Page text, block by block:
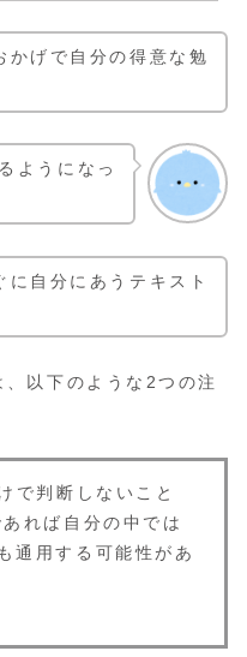
かげで自分の得意な勉
ようになっ
に自分にあうテキスト
以下のような2つの注
で判断しないこと
れば自分の中では
通用する可能性があ